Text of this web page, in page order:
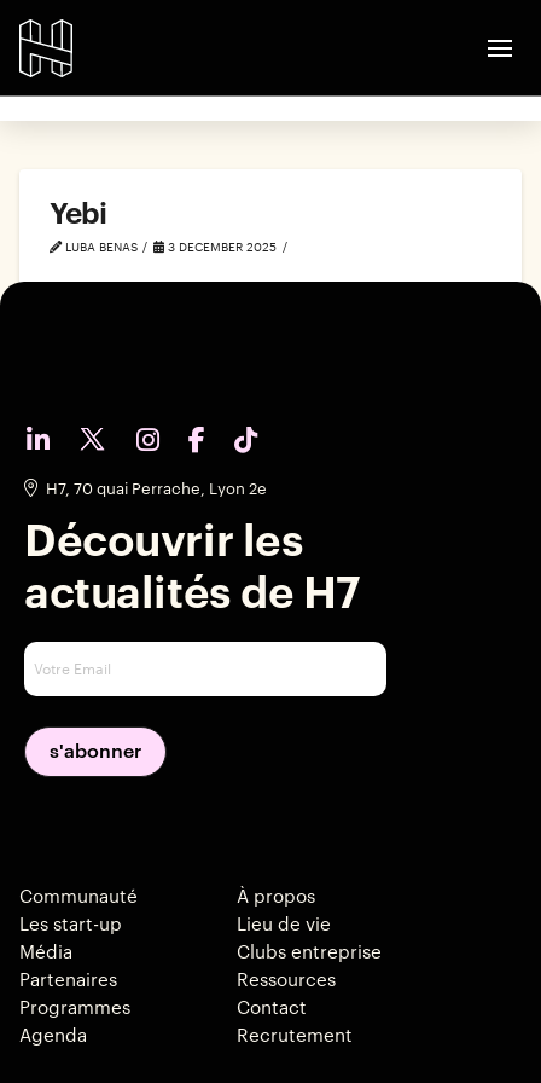
Yebi
LUBA BENAS 3 DECEMBER 2025
H7, 70 quai Perrache, Lyon 2e
Découvrir les
actualités de H7
Communauté
Les start-up
Média
Partenaires
Programmes
Agenda
À propos
Lieu de vie
Clubs entreprise
Ressources
Contact
Recrutement